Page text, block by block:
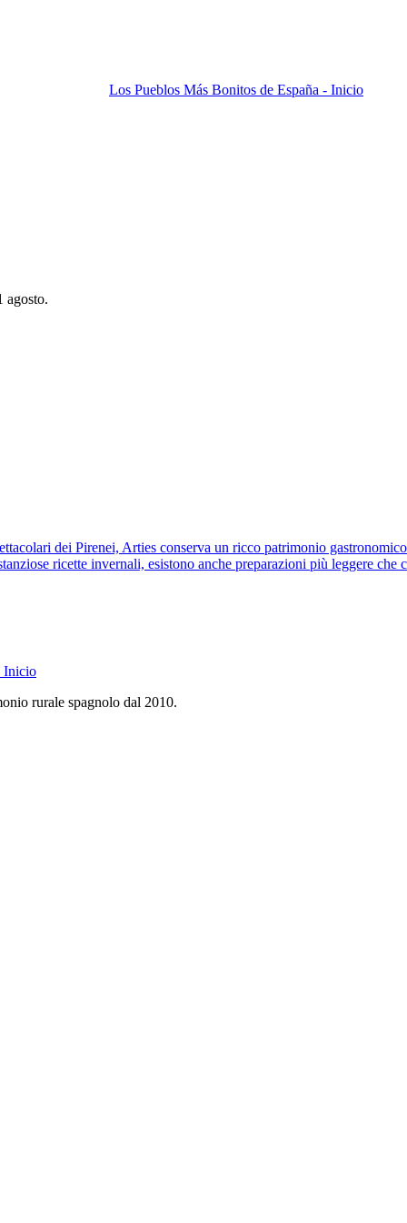
Los Pueblos Más Bonitos de España - Inicio
agosto.
dei Pirenei, Arties conserva un ricco patrimonio
ricette invernali, esistono anche preparazioni più leggere
Inicio
rurale spagnolo dal 2010.